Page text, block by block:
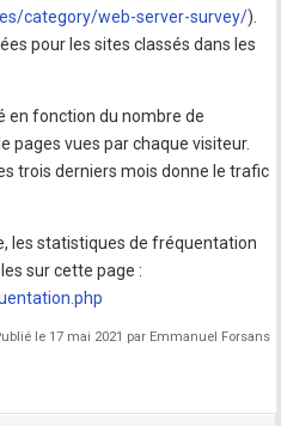
category/web-server-survey/).
pour les sites classés dans les
en fonction du nombre de
pages vues par chaque visiteur.
trois derniers mois donne le trafic
les statistiques de fréquentation
sur cette page :
le 17 mai 2021 par Emmanuel Forsans